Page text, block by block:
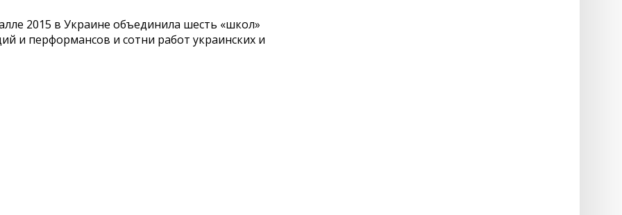
2015 в Украине объединила шесть «школ»
и перформансов и сотни работ украинских и